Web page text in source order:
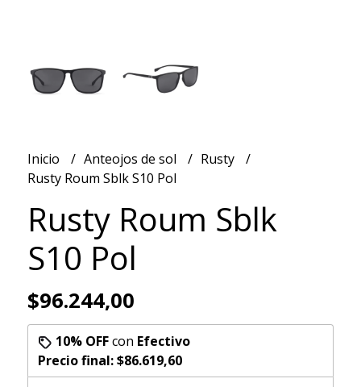
Inicio Anteojos de sol
Rusty
Rusty Roum Sblk S10 Pol
Rusty Roum Sblk
S10 Pol
$96.244,00
10% OFFcon Efectivo
Precio final:$86.619,60